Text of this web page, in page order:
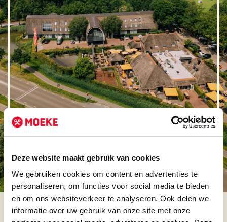
Deze website maakt gebruik van cookies
We gebruiken cookies om content en advertenties te
personaliseren, om functies voor social media te bieden
en om ons websiteverkeer te analyseren. Ook delen we
informatie over uw gebruik van onze site met onze
LEKKER SLAPENBIJ MOEKE
Tegenover Moeke ligt Hotel de Roode Schuur, een 4-
sterrenhotel met 60 kamers. Een luxe hotel met een
gemoedelijke sfeer. Heerlijk om na een lange dag
van vergaderen of feesten neer te ploffen.
LUNCHKAART